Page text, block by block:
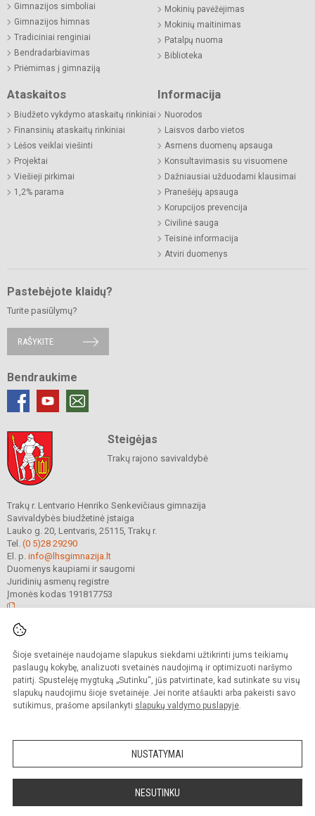
Šioje svetainėje naudojame slapukus siekdami užtikrinti jums teikiamų
paslaugų kokybę, analizuoti svetainės naudojimą ir optimizuoti naršymo
patirtį. Spustelėję mygtuką „Sutinku“, jūs patvirtinate, kad sutinkate su visų
slapukų naudojimu šioje svetainėje. Jei norite atšaukti arba pakeisti savo
sutikimus, prašome apsilankyti slapukų valdymo puslapyje.
NUSTATYMAI
NESUTINKU
Gimnazijos simboliai
Gimnazijos himnas
Tradiciniai renginiai
Bendradarbiavimas
Priėmimas į gimnaziją
Mokinių pavėžėjimas
Mokinių maitinimas
Patalpų nuoma
Biblioteka
Ataskaitos
Biudžeto vykdymo ataskaitų rinkiniai
Finansinių ataskaitų rinkiniai
Lėšos veiklai viešinti
Projektai
Viešieji pirkimai
1,2% parama
Informacija
Nuorodos
Laisvos darbo vietos
Asmens duomenų apsauga
Konsultavimasis su visuomene
Dažniausiai užduodami klausimai
Pranešėjų apsauga
Korupcijos prevencija
Civilinė sauga
Teisinė informacija
Atviri duomenys
Pastebėjote klaidų?
Turite pasiūlymų?
RAŠYKITE
Bendraukime
Steigėjas
Trakų rajono savivaldybė
Trakų r. Lentvario Henriko Senkevičiaus gimnazija
Savivaldybės biudžetinė įstaiga
Lauko g. 20, Lentvaris, 25115, Trakų r.
Tel. (0 5)28 29290
El. p. info@lhsgimnazija.lt
Duomenys kaupiami ir saugomi
Juridinių asmenų registre
Įmonės kodas 191817753
saugomos.
Kopijuoti turinį be raštiško gimnazijos sutikimo griežtai draudžiama.
Prieinamumo paraiška Slapukų valdymas
Sumanus būdas atnaujinti